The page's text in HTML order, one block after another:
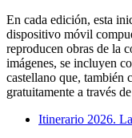
En cada edición, esta
dispositivo móvil
reproducen obras de la
imágenes, se incluyen
castellano que, también
gratuitamente a través
Itinerario 2026.